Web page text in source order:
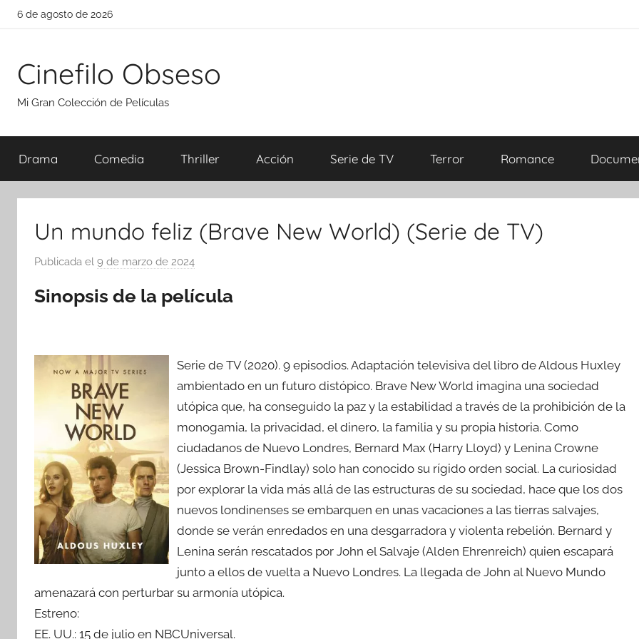
Saltar
6 de agosto de 2026
Cinefilo Obseso
Mi Gran Colección de Películas
Drama Comedia Thriller Acción Serie de TV Terror Romance
Un mundo feliz (Brave New World) (Serie de TV)
Publicada el 9 de marzo de 2024
r
Sinopsis de la película
Serie de TV (2020). 9 episodios. Adaptación televisiva del libro de Aldous Huxley
ambientado en un futuro distópico. Brave New World imagina una sociedad
utópica que, ha conseguido la paz y la estabilidad a través de la prohibición de la
monogamia, la privacidad, el dinero, la familia y su propia historia. Como
ciudadanos de Nuevo Londres, Bernard Max (Harry Lloyd) y Lenina Crowne
(Jessica Brown-Findlay) solo han conocido su rígido orden social. La curiosidad
por explorar la vida más allá de las estructuras de su sociedad, hace que los dos
nuevos londinenses se embarquen en unas vacaciones a las tierras salvajes,
donde se verán enredados en una desgarradora y violenta rebelión. Bernard y
Lenina serán rescatados por John el Salvaje (Alden Ehrenreich) quien escapará
junto a ellos de vuelta a Nuevo Londres. La llegada de John al Nuevo Mundo
amenazará con perturbar su armonía utópica.
Estreno:
EE. UU.: 15 de julio en NBCUniversal.